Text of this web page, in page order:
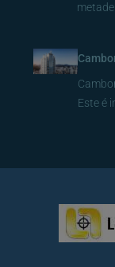
Este é